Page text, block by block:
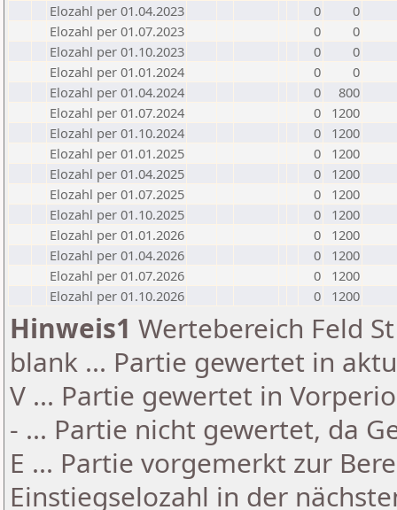
Elozahl per 01.04.2023
0
0
Elozahl per 01.07.2023
0
0
Elozahl per 01.10.2023
0
0
Elozahl per 01.01.2024
0
0
Elozahl per 01.04.2024
0
800
Elozahl per 01.07.2024
0
1200
Elozahl per 01.10.2024
0
1200
Elozahl per 01.01.2025
0
1200
Elozahl per 01.04.2025
0
1200
Elozahl per 01.07.2025
0
1200
Elozahl per 01.10.2025
0
1200
Elozahl per 01.01.2026
0
1200
Elozahl per 01.04.2026
0
1200
Elozahl per 01.07.2026
0
1200
Elozahl per 01.10.2026
0 1200
Hinweis1 Wertebereich Feld
blank ... Partie gewertet in
V ... Partie gewertet in
- ... Partie nicht gewertet, da
E ... Partie vorgemerkt zur
Einstiegselozahl in der